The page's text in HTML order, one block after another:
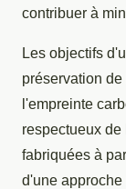
contribuer à
Les objectifs
préservation
l'empreinte
respectueux
fabriquées à
d'une